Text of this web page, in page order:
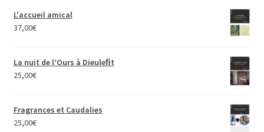
L'accueil amical
37,00€
La nuit de l’Ours à Dieuleﬁt
25,00€
Fragrances et Caudalies
25,00€